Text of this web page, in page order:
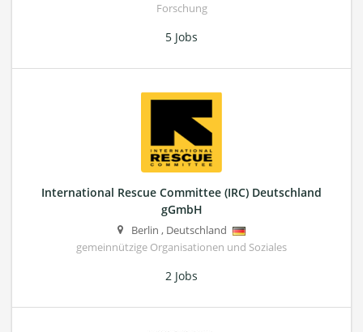
Forschung
5 Jobs
International Rescue Committee (IRC) Deutschland
gGmbH
Berlin , Deutschland
gemeinnützige Organisationen und Soziales
2 Jobs